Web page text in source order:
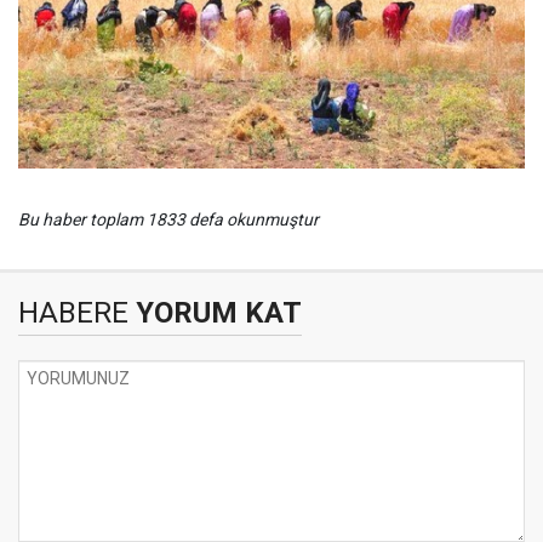
Bu haber toplam 1833 defa okunmuştur
HABERE YORUM KAT